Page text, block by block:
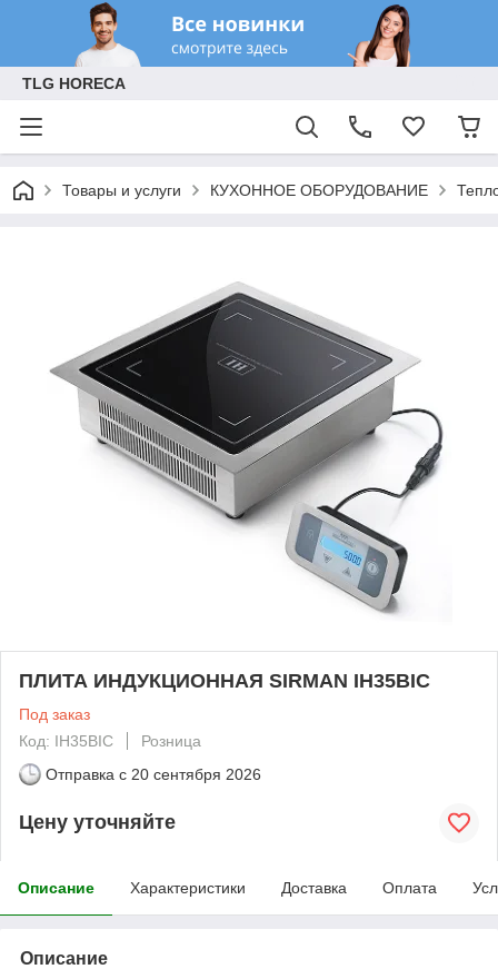
TLG HORECA
Товары и услуги КУХОННОЕ ОБОРУДОВАНИЕ
ПЛИТА ИНДУКЦИОННАЯ SIRMAN IH35BIC
Под заказ
Код: IH35BIC
Розница
Отправка с 20 сентября 2026
Цену уточняйте
Описание Характеристики Доставка Оплата
Описание